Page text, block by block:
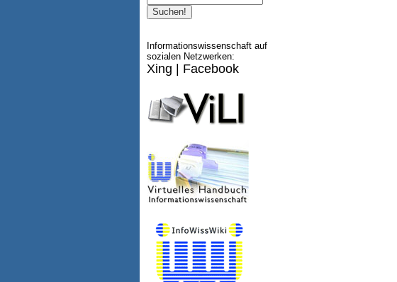
Informationswissenschaft auf
sozialen Netzwerken:
Xing Facebook